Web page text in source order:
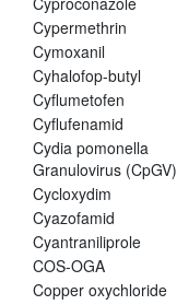
Cypermethrin
Cymoxanil
Cyhalofop-butyl
Cyflumetofen
Cyflufenamid
Cydia pomonella
Granulovirus (CpGV)
Cycloxydim
Cyazofamid
Cyantraniliprole
COS-OGA
Copper oxychloride